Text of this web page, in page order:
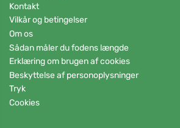
Kontakt
Vilkår og betingelser
Om os
Sådan måler du fodens længde
Erklæring om brugen af cookies
Beskyttelse af personoplysninger
Tryk
Cookies